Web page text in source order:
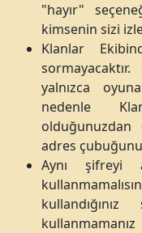
"hayır"
kimsenin sizi
Klanlar
yalnızca
nedenle
olduğunuzdan
adres
Aynı